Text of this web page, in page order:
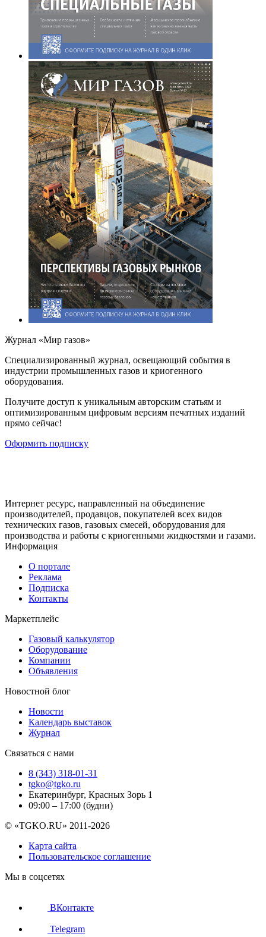
Журнал «Мир газов»
Cпециализированный журнал, освещающий события в
индустрии промышленных газов и криогенного
оборудования.
Получите доступ к уникальным авторским статьям и
оптимизированным цифровым версиям печатных изданий
прямо сейчас!
Оформить подписку
Интернет ресурс, направленный на объединение
производителей, продавцов, покупателей всех видов
технических газов, газовых смесей, оборудования для
производства и работы с криогенными жидкостями и газами.
Информация
О портале
Реклама
Подписка
Контакты
Маркетплейс
Газовый калькулятор
Оборудование
Компании
Объявления
Новостной блог
Новости
Календарь выставок
Журнал
Связаться с нами
8 (343) 318-01-31
tgko@tgko.ru
Екатеринбург, Красных Зорь 1
09:00 – 17:00 (будни)
© «TGKO.RU» 2011-2026
Карта сайта
Пользовательское соглашение
Мы в соцсетях
ВКонтакте
Telegram